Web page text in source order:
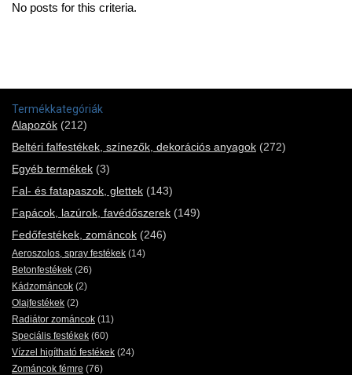
No posts for this criteria.
Termékkategóriák
Alapozók (212)
Beltéri falfestékek, színezők, dekorációs anyagok (272)
Egyéb termékek (3)
Fal- és fatapaszok, glettek (143)
Fapácok, lazúrok, favédőszerek (149)
Fedőfestékek, zománcok (246)
Aeroszolos, spray festékek (14)
Betonfestékek (26)
Kádzománcok (2)
Olajfestékek (2)
Radiátor zománcok (11)
Speciális festékek (60)
Vízzel higítható festékek (24)
Zománcok fémre (76)